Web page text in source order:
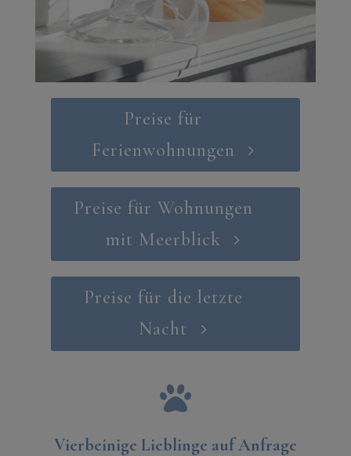
Preise für
Ferienwohnungen
Preise für Wohnungen
mit Meerblick
Preise für die letzte
Nacht

Vierbeinige Lieblinge auf Anfrage